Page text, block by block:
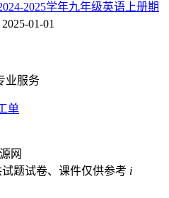
2025学年九年级英语上册期
2025-01-01
业服务
单
网
题试卷、课件仅供参考 i